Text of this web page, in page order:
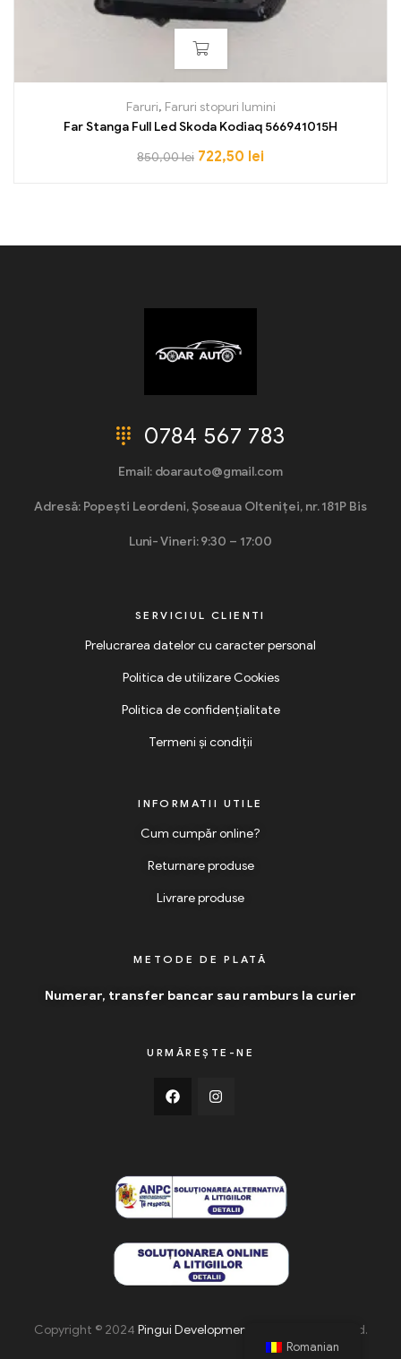
Faruri, Faruri stopuri lumini
Far Stanga Full Led Skoda Kodiaq 566941015H
850,00lei 722,50 lei
0784 567 783
Email: doarauto@gmail.com
Adresă: Popești Leordeni, Șoseaua Olteniței, nr. 181P Bis
Luni- Vineri: 9:30 – 17:00
SERVICIUL CLIENTI
Prelucrarea datelor cu caracter personal
Politica de utilizare Cookies
Politica de confidențialitate
Termeni și condiții
INFORMATII UTILE
Cum cumpăr online?
Returnare produse
Livrare produse
METODE DE PLATĂ
Numerar, transfer bancar sau ramburs la curier
URMĂREȘTE-NE
Copyright © 2024 Pingui Development . All Rights Reserved.
Romanian